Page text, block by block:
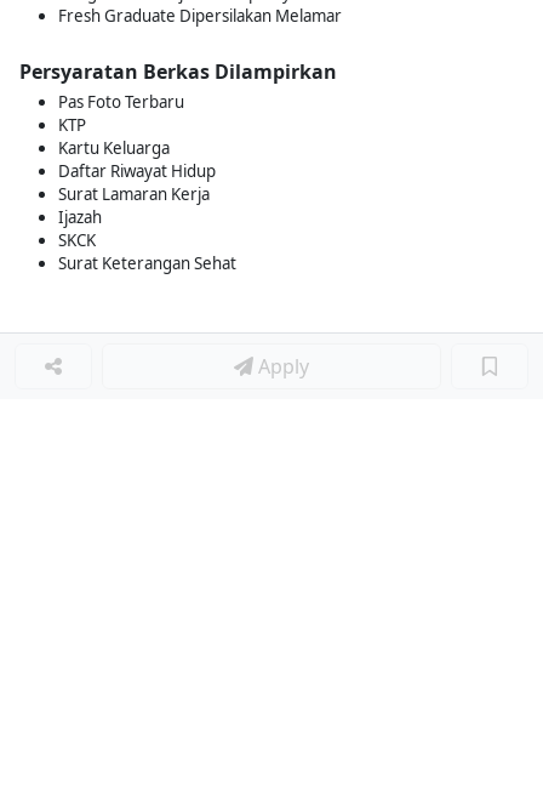
Fresh Graduate Dipersilakan Melamar
Persyaratan Berkas Dilampirkan
Pas Foto Terbaru
KTP
Kartu Keluarga
Daftar Riwayat Hidup
Surat Lamaran Kerja
Ijazah
SKCK
Surat Keterangan Sehat
Apply